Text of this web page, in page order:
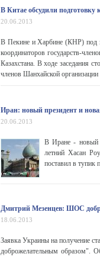
В Китае обсудили подготовку
20.06.2013
В Пекине и Харбине (КНР) под
координаторов государств-
Казахстана. В ходе заседания
членов Шанхайской
Иран: новый президент и
20.06.2013
В Иране - новый
летний Хасан
поставил в тупик
Дмитрий Мезенцев: ШОС
18.06.2013
Заявка Украины на получение
доброжелательным образом".